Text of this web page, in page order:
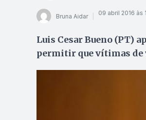
Bruna Aidar 09 abril 2016 às
Luis Cesar Bueno (PT)
permitir que vítimas de